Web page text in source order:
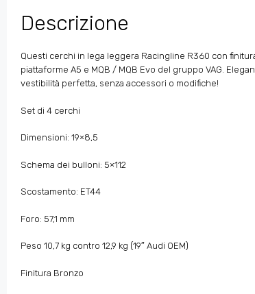
Descrizione
Questi cerchi in lega leggera Racingline R360 con
piattaforme A5 e MQB / MQB Evo del gruppo VAG.
vestibilità perfetta, senza accessori o modifiche!
Set di 4 cerchi
Dimensioni: 19×8,5
Schema dei bulloni: 5×112
Scostamento: ET44
Foro: 57,1 mm
Peso 10,7 kg contro 12,9 kg (19″ Audi OEM)
Finitura Bronzo